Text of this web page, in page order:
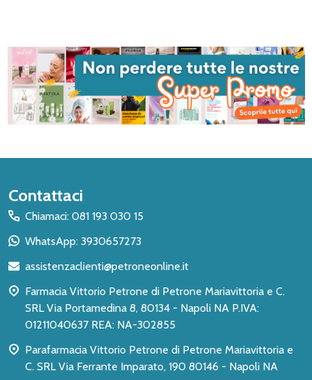
Inizio
del
piè
pagina
Contattaci
Chiamaci: 081 193 030 15
WhatsApp: 3930657273
assistenzaclienti@petroneonline.it
Farmacia Vittorio Petrone di Petrone Mariavittoria e C.
SRL Via Portamedina 8, 80134 - Napoli NA P.IVA:
01211040637 REA: NA-302855
Parafarmacia Vittorio Petrone di Petrone Mariavittoria e
C. SRL Via Ferrante Imparato, 190 80146 - Napoli NA